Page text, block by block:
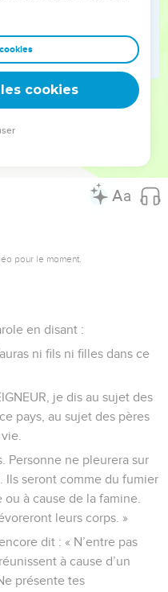
Ils te combattront, mais
je le déclare.
je te délivrerai du
autorisation. Pour vous procurer
pour le moment.
en disant :
ni fils ni filles dans ce
je dis au sujet des
pays, au sujet des pères
Personne ne pleurera sur
Ils seront comme du fumier
à cause de la famine.
leurs corps. »
dit : « N’entre pas
à cause d’un
présente tes
cookies